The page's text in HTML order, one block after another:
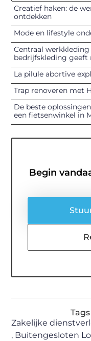
Creatief haken: de
ontdekken
Mode en lifestyle
Centraal
bedrijfskleding geeft
La pilule abortive
Trap renoveren met
De beste
een fietsenwinkel in
Begin
Zakelijke
, Buitengesloten